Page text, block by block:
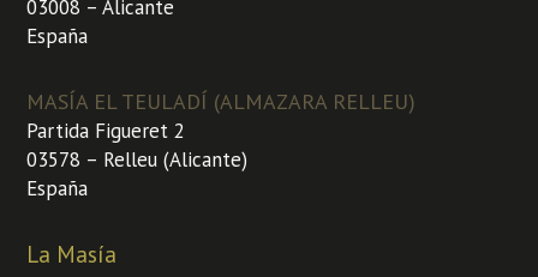
03008 – Alicante
España
MASÍA EL TEULADÍ (ALMAZARA RELLEU)
Partida Figueret 2
03578 – Relleu (Alicante)
España
La Masía